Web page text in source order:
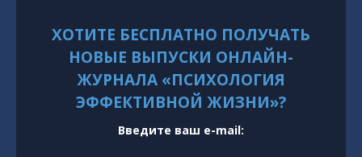
ХОТИТЕ БЕСПЛАТНО ПОЛУЧАТЬ
НОВЫЕ ВЫПУСКИ ОНЛАЙН-
ЖУРНАЛА «ПСИХОЛОГИЯ
ЭФФЕКТИВНОЙ ЖИЗНИ»?
Введите ваш e-mail: